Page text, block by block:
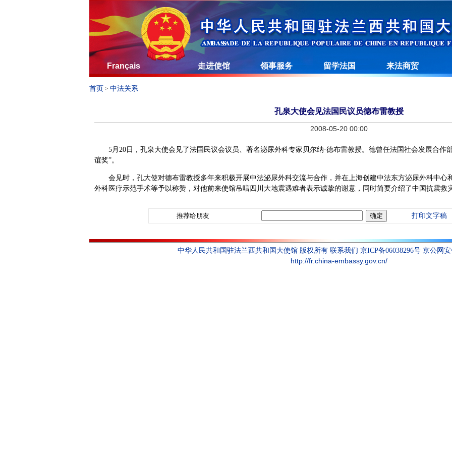
Français 走进使馆 领事服务 留学法国 来法商贸
首页 > 中法关系
孔泉大使会见法国民议员德布雷教授
2008-05-20 00:00
5月20日 ，孔泉大使会见了法国民议会议员、著名泌尿外科专家贝尔纳·德布雷教授。德曾任法国社会发展合作
谊奖”。
会见时，孔大使对德布雷教授多年来积极开展中法泌尿外科交流与合作，并在上海创建中法东方泌尿外科中心
外科医疗示范手术等予以称赞，对他前来使馆吊唁四川大地震遇难者表示诚挚的谢意，同时简要介绍了中国抗震救
推荐给朋友 打印文字稿
中华人民共和国驻法兰西共和国大使馆 版权所有 联系我们 京ICP备06038296号 京公网安
http://fr.china-embassy.gov.cn/